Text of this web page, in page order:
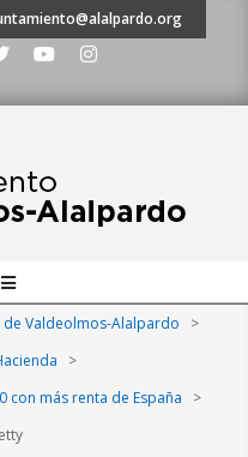
Valdeolmos-Alalpardo
>
>
con más renta de España
>